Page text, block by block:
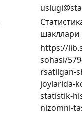
шакллари
https://
sohasi/
rsatilgan-
joylarida-
statistik-
nizomni-